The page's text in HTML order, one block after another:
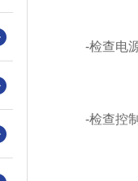
-检查电源
-检查控制